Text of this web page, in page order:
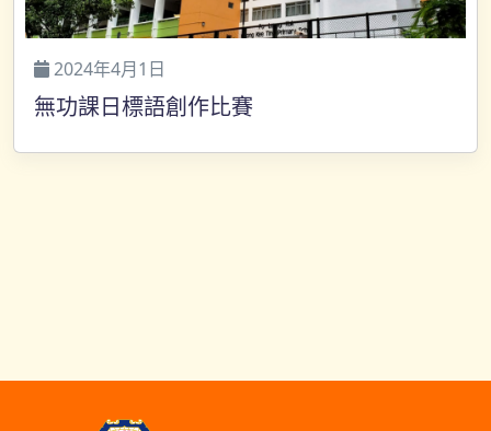
2024年4月1日
無功課日標語創作比賽